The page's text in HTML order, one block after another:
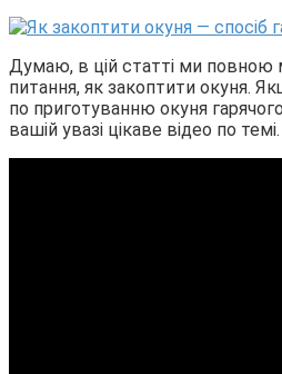
Думаю, в цій статті ми повною
питання, як закоптити окуня.
по приготуванню окуня
вашій увазі цікаве відео по темі.